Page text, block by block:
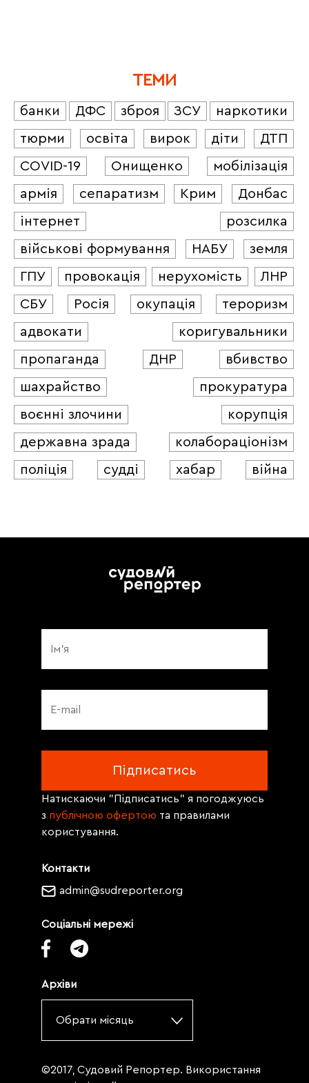
ТЕМИ
банки ДФС зброя ЗСУ
наркотики
тюрми
освіта вирок діти
ДТП
COVID-19
Онищенко
мобілізація
армія
сепаратизм Крим
Донбас
інтернет
розсилка
військові формування
НАБУ
земля
ГПУ
провокація нерухомість
ЛНР
СБУ
Росія окупація
тероризм
адвокати
коригувальники
пропаганда
ДНР
вбивство
шахрайство
прокуратура
воєнні злочини
корупція
державна зрада
колабораціонізм
поліція
судді хабар війна
Контакти
admin@sudreporter.org
Соціальні мережі
Архіви
Обрати місяць
Натискаючи "Підписатись" я погоджуюсь
з публічною офертою та правилами
користування.
©2017, Судовий Репортер. Використання